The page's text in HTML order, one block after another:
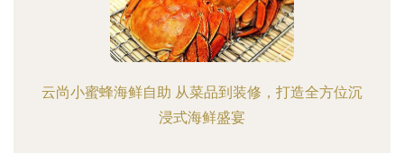
云尚小蜜蜂海鲜自助 从菜品到装修，打造全方位沉
浸式海鲜盛宴